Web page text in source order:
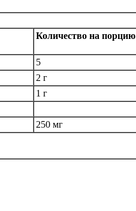
Количество на порцию
5
2 г
1 г
250 мг